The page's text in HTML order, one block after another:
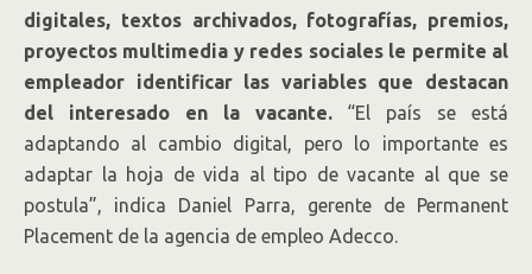
digitales, textos archivados, fotografías, premios,
proyectos multimedia y redes sociales le permite al
empleador identificar las variables que destacan
del interesado en la vacante.“El país se está
adaptando al cambio digital, pero lo importante es
adaptar la hoja de vida al tipo de vacante al que se
postula”, indica Daniel Parra, gerente de Permanent
Placement de la agencia de empleo Adecco.